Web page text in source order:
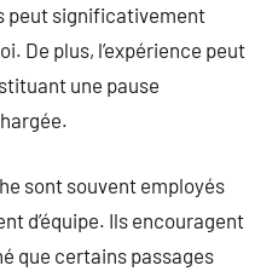
peut significativement
De plus, l’expérience peut
une pause
sont souvent employés
d’équipe. Ils encouragent
que certains passages